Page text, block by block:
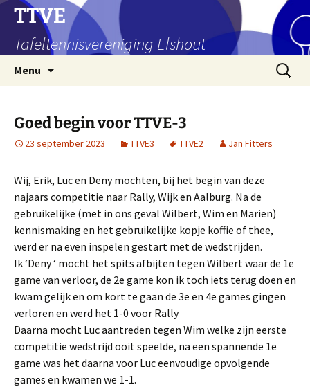
Ga
naar
inhoud
TTVE
Tafeltennisvereniging Elshout
Menu
Zoeken
naar:
Goed begin voor TTVE-3
23 september 2023 TTVE3 TTVE2 Jan Fitters
Wij, Erik, Luc en Deny mochten, bij het begin van deze
najaars competitie naar Rally, Wijk en Aalburg. Na de
gebruikelijke (met in ons geval Wilbert, Wim en Marien)
kennismaking en het gebruikelijke kopje koffie of thee,
werd er na even inspelen gestart met de wedstrijden.
Ik ‘Deny ‘ mocht het spits afbijten tegen Wilbert waar de 1e
game van verloor, de 2e game kon ik toch iets terug doen en
kwam gelijk en om kort te gaan de 3e en 4e games gingen
verloren en werd het 1-0 voor Rally
Daarna mocht Luc aantreden tegen Wim welke zijn eerste
competitie wedstrijd ooit speelde, na een spannende 1e
game was het daarna voor Luc eenvoudige opvolgende
games en kwamen we 1-1.